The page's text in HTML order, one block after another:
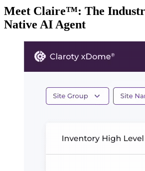
Meet Claire™: The
Native AI Agent